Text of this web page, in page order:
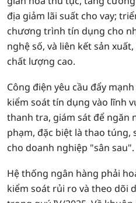
địa giảm lãi suất cho vay;
chương trình tín dụng cho
nghệ số, và liên kết sản
chất lượng cao.
Công điện yêu cầu đẩy
kiểm soát tín dụng vào lĩnh
thanh tra, giám sát để ngăn
phạm, đặc biệt là thao túng,
cho doanh nghiệp "sân sau".
Hệ thống ngân hàng phải
kiểm soát rủi ro và theo dõi